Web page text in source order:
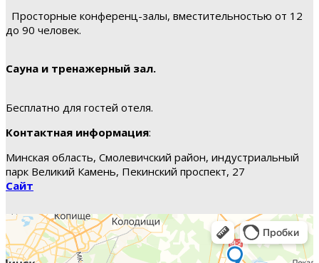
Просторные конференц-залы, вместительностью от 12
до 90 человек.
Сауна и тренажерный зал.
Бесплатно для гостей отеля.
Контактная информация:
Минская область, Смолевичский район, индустриальный
парк Великий Камень, Пекинский проспект, 27
Сайт